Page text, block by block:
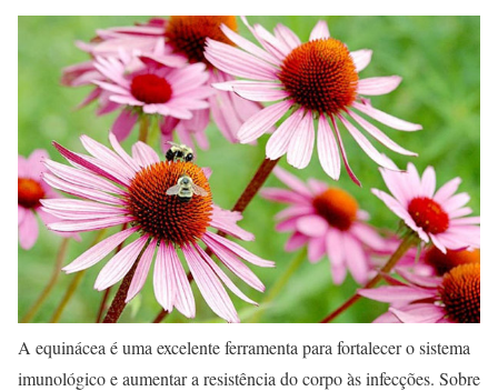
A equinácea é uma excelente ferramenta para fortalecer o sistema
imunológico e aumentar a resistência do corpo às infecções. Sobre